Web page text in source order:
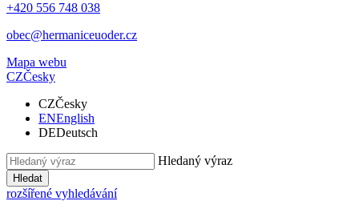
+420 556 748 038
obec@hermaniceuoder.cz
Mapa webu
CZČesky
CZČesky
ENEnglish
DEDeutsch
Hledaný výraz
Hledat
rozšířené vyhledávání